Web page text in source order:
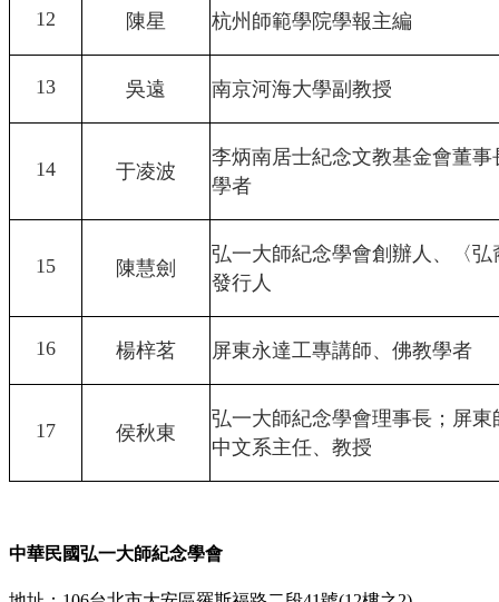
12 陳星 杭州師範學院學報主編
13 吳遠 南京河海大學副教授
14 于凌波
李炳南居士紀念文教基金會董事
學者
15 陳慧劍
弘一大師紀念學會創辦人、〈弘
發行人
16 楊梓茗 屏東永達工專講師、佛教學者
17 侯秋東
弘一大師紀念學會理事長；屏東
中文系主任、教授
中華民國弘一大師紀念學會